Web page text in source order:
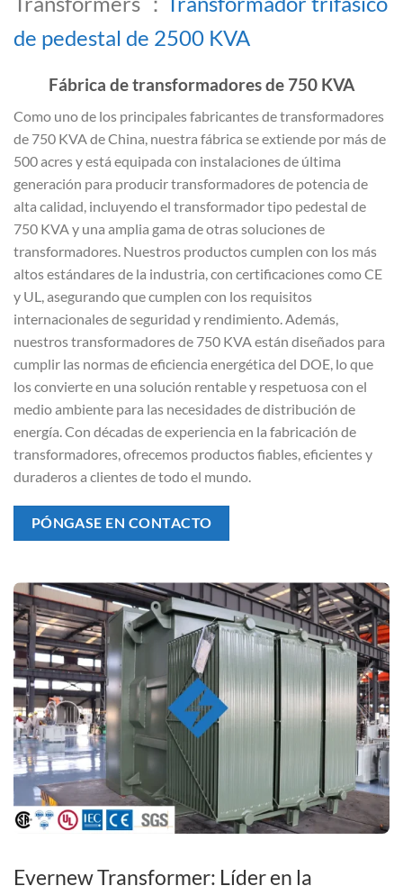
de pedestal de 2500 KVA
Fábrica de transformadores de 750 KVA
Como uno de los principales fabricantes de transformadores
de 750 KVA de China, nuestra fábrica se extiende por más de
500 acres y está equipada con instalaciones de última
generación para producir transformadores de potencia de
alta calidad, incluyendo el transformador tipo pedestal de
750 KVA y una amplia gama de otras soluciones de
transformadores. Nuestros productos cumplen con los más
altos estándares de la industria, con certificaciones como CE
y UL, asegurando que cumplen con los requisitos
internacionales de seguridad y rendimiento. Además,
nuestros transformadores de 750 KVA están diseñados para
cumplir las normas de eficiencia energética del DOE, lo que
los convierte en una solución rentable y respetuosa con el
medio ambiente para las necesidades de distribución de
energía. Con décadas de experiencia en la fabricación de
transformadores, ofrecemos productos fiables, eficientes y
duraderos a clientes de todo el mundo.
PÓNGASE EN CONTACTO
Evernew Transformer: Líder en la